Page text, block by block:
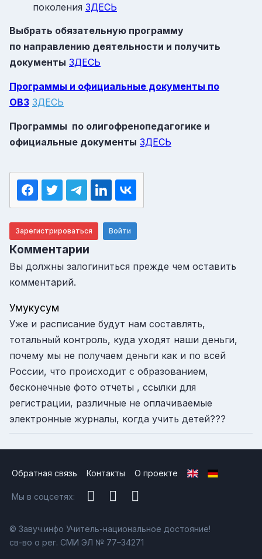
поколения ЗДЕСЬ
Выбрать обязательную программу
по направлению деятельности и получить
документы ЗДЕСЬ
Программы и официальные документы по
ОВЗ ЗДЕСЬ
Программы по олигофренопедагогике и
официальные документы ЗДЕСЬ
Зарегистрироваться Войти
Комментарии
Вы должны залогиниться прежде чем оставить
комментарий.
Умукусум
Уже и расписание будут нам составлять,
тотальный контроль, куда уходят наши деньги,
почему мы не получаем деньги как и по всей
России, что происходит с образованием,
бесконечные фото отчеты , ссылки для
регистрации, различные не оплачиваемые
электронные журналы, когда учить детей???
Обратная связь Контакты О проекте
Мы в соцсетях:
© Завуч.инфо Учитель-национальное достояние!
св-во о рег. СМИ ЭЛ № 77–34271